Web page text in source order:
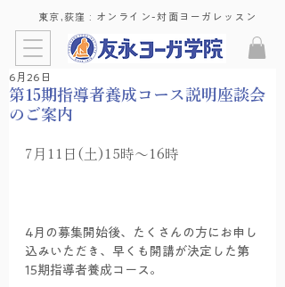
東京,荻窪 : ​オンライン-対面ヨーガレッスン
第15期指導者養成コース説明座談会
のご案内
6月26日
7月11日(土)15時〜16時
4月の募集開始後、たくさんの方にお申し
込みいただき、 早くも開講が決定した第
15期指導者養成コース。